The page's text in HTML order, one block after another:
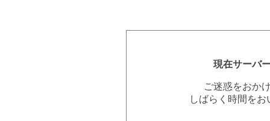
現在サーバ
ご迷惑をおか
しばらく時間を